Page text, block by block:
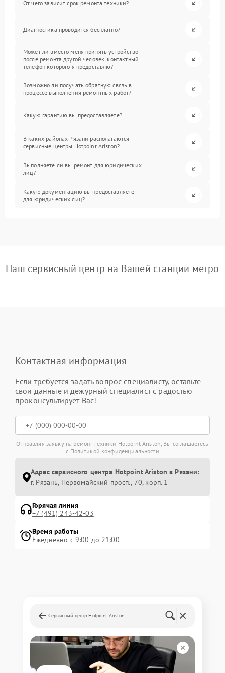
От чего зависит срок ремонта техники?
Диагностика проводится бесплатно?
Может ли вместо меня принять устройство
после ремонта другой человек, контактный
телефон которого я предоставлю?
Возможно ли получать обратную связь в
процессе выполнения ремонтных работ?
Какую гарантию вы предоставляете?
В каких районах Рязани располагаются
сервисные центры Hotpoint Ariston?
Выполняете ли вы ремонт для юридических
лиц?
Какую документацию вы предоставляете
для юридических лиц?
Наш сервисный центр на Вашей станции метро
Контактная информация
Если требуется задать вопрос специалисту, оставьте
свои данные и дежурный специалист с радостью
проконсультирует Вас!
Отправляя заявку на ремонт техники Hotpoint Ariston, Вы соглашаетесь
с Политикой конфиденциальности
Адрес сервисного центра Hotpoint Ariston в Рязани:
г. Рязань, Первомайский просп., 70, корп. 1
Горячая линия
+7 (491) 243-42-03
Время работы
Ежедневно с 9:00 до 21:00
Сервисный центр Hotpoint Ariston